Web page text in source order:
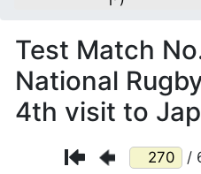
Test Match
National
4th visit to
/